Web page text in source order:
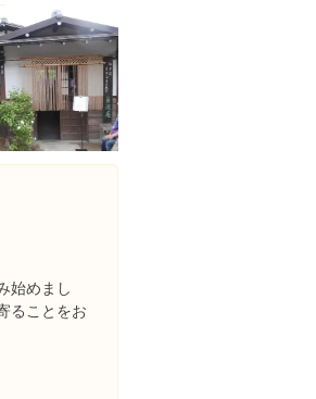
始めまし
ることをお